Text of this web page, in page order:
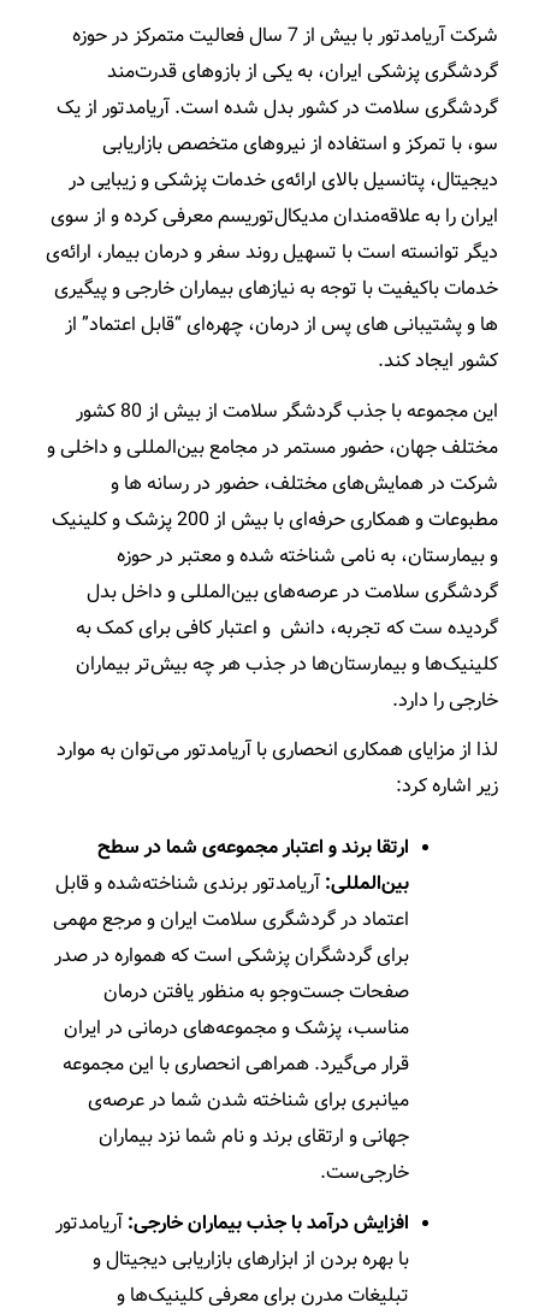
شرکت آریامدتور با بیش از 7 سال فعالیت متمرکز در حوزه
گردشگری پزشکی ایران، به یکی از بازوهای قدرت‌مند
گردشگری سلامت در کشور بدل شده است. آریامدتور از یک
سو، با تمرکز و استفاده از نیروهای متخصص بازاریابی
دیجیتال، پتانسیل بالای ارائه‌ی خدمات پزشکی و زیبایی در
ایران را به علاقه‌مندان مدیکال‌توریسم معرفی کرده و از سوی
دیگر توانسته است با تسهیل روند سفر و درمان بیمار، ارائه‌ی
خدمات باکیفیت با توجه به نیازهای بیماران خارجی و پیگیری
ها و پشتیبانی های پس از درمان، چهره‌ای “قابل اعتماد” از
کشور ایجاد کند.
این مجموعه با جذب گردشگر سلامت از بیش از 80 کشور
مختلف جهان، حضور مستمر در مجامع بین‌المللی و داخلی و
شرکت در همایش‌های مختلف، حضور در رسانه ها و
مطبوعات و همکاری حرفه‌ای با بیش از 200 پزشک و کلینیک
و بیمارستان، به نامی شناخته شده و معتبر در حوزه
گردشگری سلامت در عرصه‌های بین‌المللی و داخل بدل
گردیده ست که تجربه، دانش و اعتبار کافی برای کمک به
کلینیک‌ها و بیمارستان‌ها در جذب هر چه بیش‌تر بیماران
خارجی را دارد.
لذا از مزایای همکاری انحصاری با آریامدتور می‌توان به موارد
زیر اشاره کرد:
ارتقا برند و اعتبار مجموعه‌ی شما در سطح
بین‌المللی: آریامدتور برندی شناخته‌شده و قابل
اعتماد در گردشگری سلامت ایران و مرجع مهمی
برای گردشگران پزشکی است که همواره در صدر
صفحات جست‌و‌جو به منظور یافتن درمان
مناسب، پزشک و مجموعه‌های درمانی در ایران
قرار می‌گیرد. همراهی انحصاری با این مجموعه
میانبری برای شناخته شدن شما در عرصه‌ی
جهانی و ارتقای برند و نام شما نزد بیماران
خارجی‌ست.
افزایش درآمد با جذب بیماران خارجی: آریامدتور
با بهره بردن از ابزارهای بازاریابی دیجیتال و
تبلیغات مدرن برای معرفی کلینیک‌ها و